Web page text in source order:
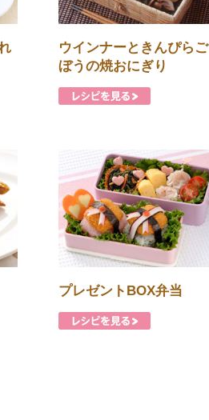
ウインナーときんぴらご
ぼうの焼おにぎり
プレゼントBOX弁当